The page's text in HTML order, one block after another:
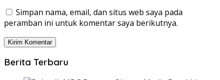
Simpan nama, email, dan situs web saya pada
peramban ini untuk komentar saya berikutnya.
Berita Terbaru